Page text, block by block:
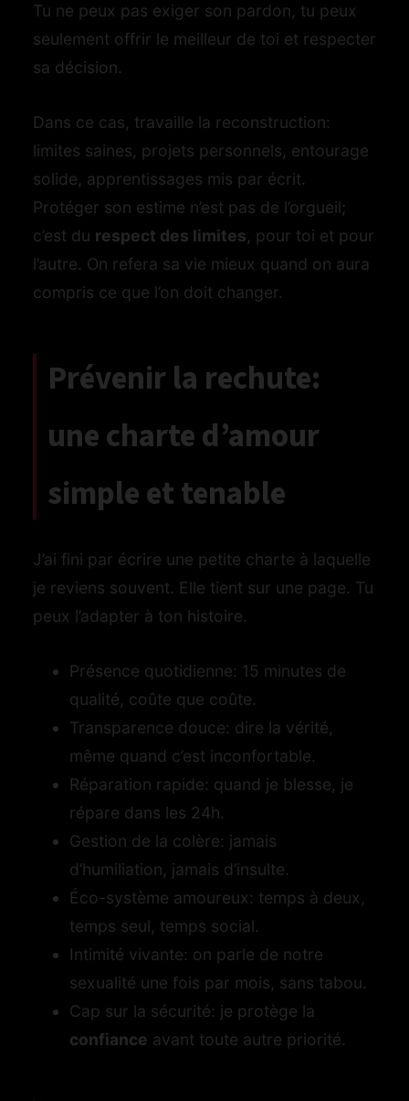
Tu ne peux pas exiger son pardon, tu peux
seulement offrir le meilleur de toi et respecter
sa décision.
Dans ce cas, travaille la reconstruction:
limites saines, projets personnels, entourage
solide, apprentissages mis par écrit.
Protéger son estime n’est pas de l’orgueil;
c’est du respect des limites, pour toi et pour
l’autre. On refera sa vie mieux quand on aura
compris ce que l’on doit changer.
Prévenir la rechute:
une charte d’amour
simple et tenable
J’ai fini par écrire une petite charte à laquelle
je reviens souvent. Elle tient sur une page. Tu
peux l’adapter à ton histoire.
Présence quotidienne: 15 minutes de
qualité, coûte que coûte.
Transparence douce: dire la vérité,
même quand c’est inconfortable.
Réparation rapide: quand je blesse, je
répare dans les 24h.
Gestion de la colère: jamais
d’humiliation, jamais d’insulte.
Éco-système amoureux: temps à deux,
temps seul, temps social.
Intimité vivante: on parle de notre
sexualité une fois par mois, sans tabou.
Cap sur la sécurité: je protège la
confiance avant toute autre priorité.